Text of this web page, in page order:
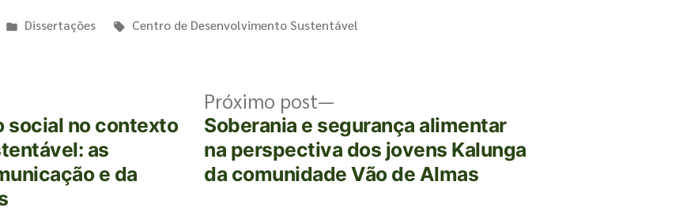
Dissertações Centro de Desenvolvimento Sustentável
social no contexto
as
e da
Próximo post
Soberania e segurança alimentar
na perspectiva dos jovens Kalunga
da comunidade Vão de Almas